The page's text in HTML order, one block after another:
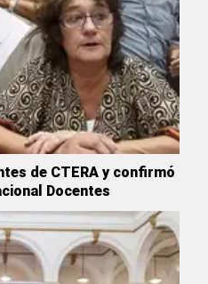
de CTERA y confirmó
Docentes